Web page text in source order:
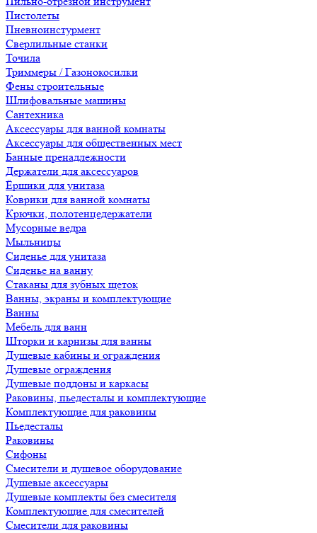
Пистолеты
Пневноинстурмент
Сверлильные станки
Точила
Триммеры / Газонокосилки
Фены строительные
Шлифовальные машины
Сантехника
Аксессуары для ванной комнаты
Аксессуары для общественных мест
Банные пренадлежности
Держатели для аксессуаров
Ёршики для унитаза
Коврики для ванной комнаты
Крючки, полотенцедержатели
Мусорные ведра
Мыльницы
Сиденье для унитаза
Сиденье на ванну
Стаканы для зубных щеток
Ванны, экраны и комплектующие
Ванны
Мебель для ванн
Шторки и карнизы для ванны
Душевые кабины и ограждения
Душевые ограждения
Душевые поддоны и каркасы
Раковины, пьедесталы и комплектующие
Комплектующие для раковины
Пьедесталы
Раковины
Сифоны
Смесители и душевое оборудование
Душевые аксессуары
Душевые комплекты без смесителя
Комплектующие для смесителей
Смесители для раковины